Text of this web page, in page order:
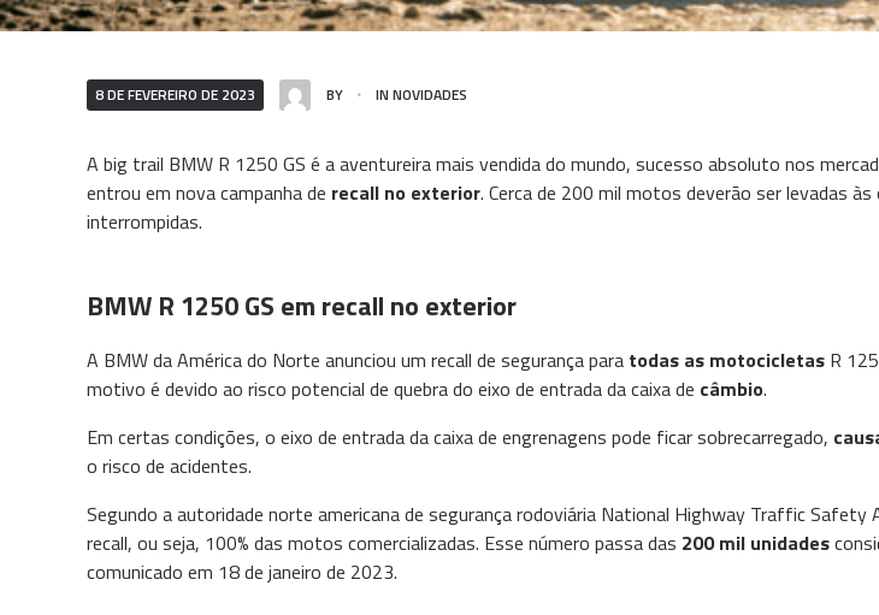
8 DE FEVEREIRO DE 2023 BY INNOVIDADES
A big trail BMW R 1250 GS é a aventureira mais vendida do mundo, sucesso absoluto nos
entrou em nova campanha de recall no exterior. Cerca de 200 mil motos deverão ser levadas
interrompidas.
BMW R 1250 GS em recall no exterior
A BMW da América do Norte anunciou um recall de segurança para todas as motocicletas R
motivo é devido ao risco potencial de quebra do eixo de entrada da caixa de câmbio.
Em certas condições, o eixo de entrada da caixa de engrenagens pode ficar sobrecarregado,
o risco de acidentes.
Segundo a autoridade norte americana de segurança rodoviária National Highway Traffic
recall, ou seja, 100% das motos comercializadas. Esse número passa das 200 mil unidades
comunicado em 18 de janeiro de 2023.